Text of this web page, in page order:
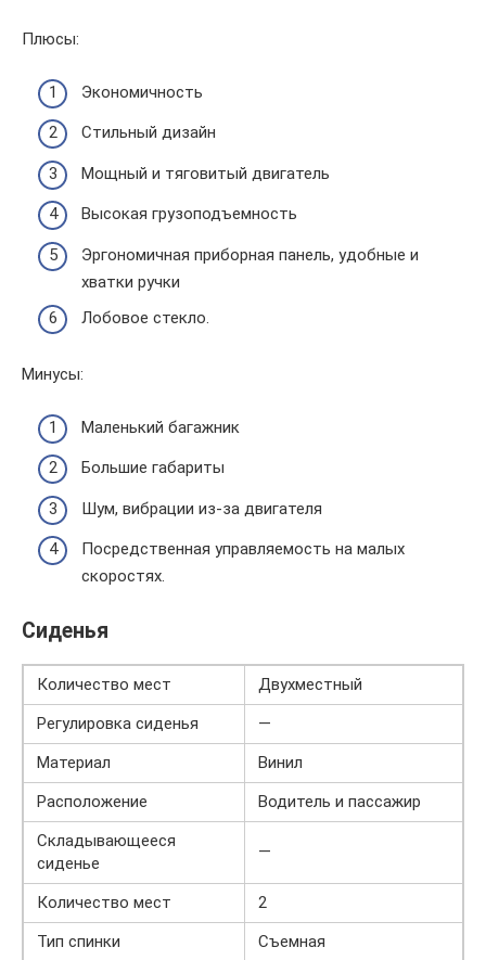
Плюсы:
Экономичность
Стильный дизайн
Мощный и тяговитый двигатель
Высокая грузоподъемность
Эргономичная приборная панель, удобные и
хватки ручки
Лобовое стекло.
Минусы:
Маленький багажник
Большие габариты
Шум, вибрации из-за двигателя
Посредственная управляемость на малых
скоростях.
Сиденья
Количество мест
Двухместный
Регулировка сиденья
—
Материал
Винил
Расположение
Водитель и пассажир
Складывающееся
сиденье
—
Количество мест
2
Тип спинки
Съемная